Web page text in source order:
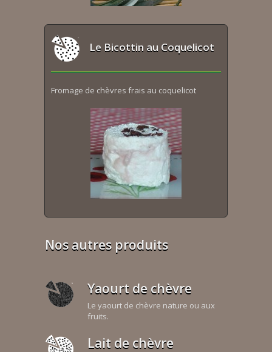
Le Bicottin au Coquelicot
Fromage de chèvres frais au coquelicot
Nos autres produits
Yaourt de chèvre
Le yaourt de chèvre nature ou aux
fruits.
Lait de chèvre